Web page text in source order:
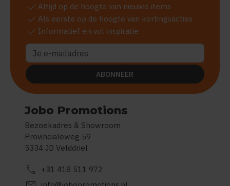
Jobo Promotions
Bezoekadres & Showroom
Provincialeweg 59
5334 JD Velddriel
call +31 418 511 972
check Altijd op de hoogte van nieuwe items
check Als eerste op de hoogte van kortingsacties
check Informatief en vol inspiratie
ABONNEER